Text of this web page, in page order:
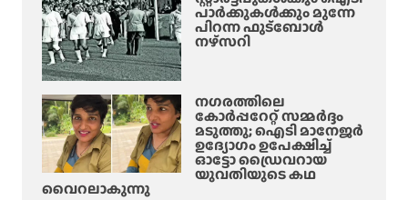
ത്തു
റ
സ്റ്റി
സ
ർ
ളി
ൽ
മാ
റ്റം
;
പാർക്കുകൾക്കും മുന്നേ
പിറന്ന ഫുട്ബോൾ
നഴ്സറി
നഗരത്തിലെ
കോർപ്പറേറ്റ് സമ്മർദ്ദം
മടുത്തു; ഐടി മാനേജർ
ഉദ്യോഗം ഉപേക്ഷിച്ച്
ഓട്ടോ ഡ്രൈവറായ
യുവതിയുടെ കഥ
വൈറലാകുന്നു